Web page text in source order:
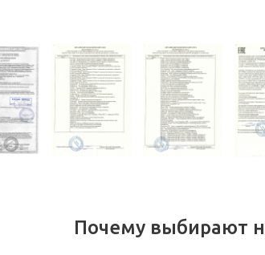
Почему выбирают